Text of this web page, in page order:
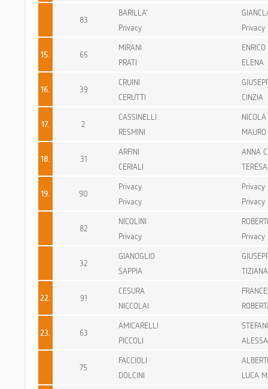
83
BARILLA'
Privacy
Privacy
15. 65
MIRANI
ENRICO
PRATI
ELENA
16. 39
CRUINI
CERUTTI
CINZIA
17. 2
CASSINELLI
NICOLA
RESMINI
MAURO
18. 31
ARFINI
ANNA
CERIALI
TERESA
19. 90
Privacy
Privacy
Privacy
Privacy
82
NICOLINI
Privacy
Privacy
32
GIANOGLIO
SAPPIA
TIZIANA
22. 91
CESURA
NICCOLAI
23. 63
AMICARELLI
PICCOLI
75
FACCIOLI
DOLCINI
LUCA